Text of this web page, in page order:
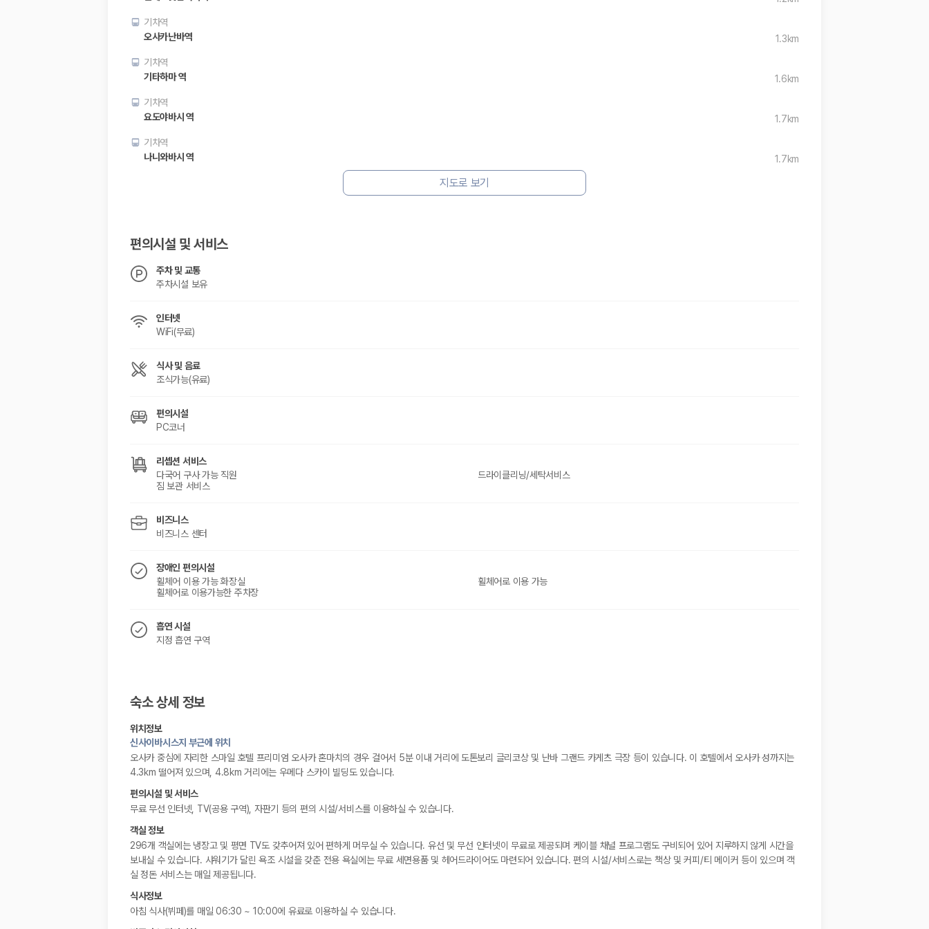
기차역
오사카난바역
1.3km
기차역
기타하마 역
1.6km
기차역
요도야바시 역
1.7km
기차역
나니와바시 역
1.7km
지도로 보기
편의시설 및 서비스
주차 및 교통
주차시설 보유
인터넷
WiFi(무료)
식사 및 음료
조식가능(유료)
편의시설
PC코너
리셉션 서비스
다국어 구사 가능 직원
드라이클리닝/세탁서비스
짐 보관 서비스
비즈니스
비즈니스 센터
장애인 편의시설
휠체어 이용 가능 화장실
휠체어로 이용 가능
휠체어로 이용가능한 주차장
흡연 시설
지정 흡연 구역
숙소 상세 정보
위치정보
신사이바시스지 부근에 위치
오사카 중심에 자리한 스마일 호텔 프리미엄 오사카 혼마치의 경우 걸어서 5분 이내 거리에 도톤보리 글리코상 및 난바 그랜드 카게츠 극장 등이 있습니다. 이 호텔에서 오사카 성까지는
4.3km 떨어져 있으며, 4.8km 거리에는 우메다 스카이 빌딩도 있습니다.
편의시설 및 서비스
무료 무선 인터넷, TV(공용 구역), 자판기 등의 편의 시설/서비스를 이용하실 수 있습니다.
객실 정보
296개 객실에는 냉장고 및 평면 TV도 갖추어져 있어 편하게 머무실 수 있습니다. 유선 및 무선 인터넷이 무료로 제공되며 케이블 채널 프로그램도 구비되어 있어 지루하지 않게 시간을
보내실 수 있습니다. 샤워기가 달린 욕조 시설을 갖춘 전용 욕실에는 무료 세면용품 및 헤어드라이어도 마련되어 있습니다. 편의 시설/서비스로는 책상 및 커피/티 메이커 등이 있으며 객
실 정돈 서비스는 매일 제공됩니다.
식사정보
아침 식사(뷔페)를 매일 06:30 ~ 10:00에 유료로 이용하실 수 있습니다.